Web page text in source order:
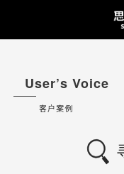
User’s Voice
客户案例